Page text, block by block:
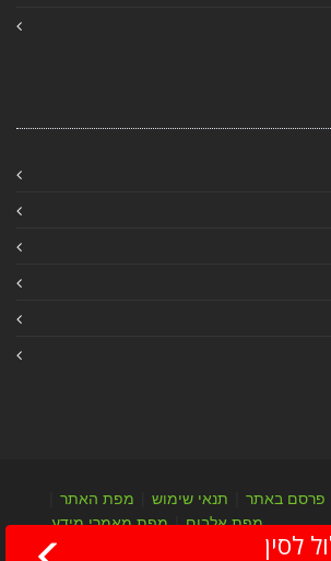
פרסם באתר תנאי שימוש מפת האתר
מפת אלבום|מפת מאמרי מידע
לסין